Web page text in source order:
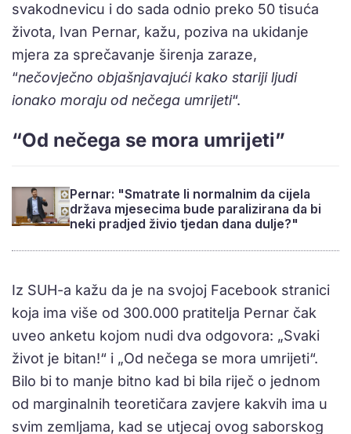
svakodnevicu i do sada odnio preko 50 tisuća
života, Ivan Pernar, kažu, poziva na ukidanje
mjera za sprečavanje širenja zaraze,
“nečovječno objašnjavajući kako stariji ljudi
ionako moraju od nečega umrijeti“.
“Od nečega se mora umrijeti”
Pernar: "Smatrate li normalnim da cijela
država mjesecima bude paralizirana da bi
neki pradjed živio tjedan dana dulje?"
Iz SUH-a kažu da je na svojoj Facebook stranici
koja ima više od 300.000 pratitelja Pernar čak
uveo anketu kojom nudi dva odgovora: „Svaki
život je bitan!“ i „Od nečega se mora umrijeti“.
Bilo bi to manje bitno kad bi bila riječ o jednom
od marginalnih teoretičara zavjere kakvih ima u
svim zemljama, kad se utjecaj ovog saborskog